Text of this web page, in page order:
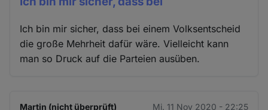
Ich bin mir sicher, dass bei einem Volksentscheid
die große Mehrheit dafür wäre. Vielleicht kann
man so Druck auf die Parteien ausüben.
Martin (nicht überprüft) Mi. 11 Nov 2020 - 22:25